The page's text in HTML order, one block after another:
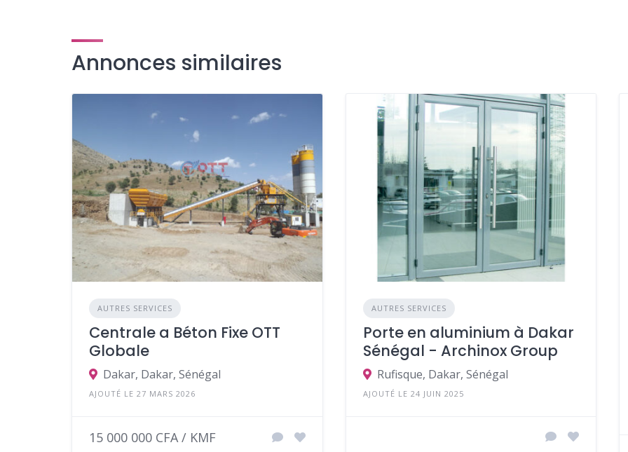
Annonces similaires
AUTRES SERVICES
Centrale a Béton Fixe OTT
Globale
Dakar, Dakar, Sénégal
AJOUTÉ LE 27 MARS 2026
15 000 000 CFA / KMF
AUTRES SERVICES
Porte en aluminium à Dakar
Sénégal - Archinox Group
Rufisque, Dakar, Sénégal
AJOUTÉ LE 24 JUIN 2025